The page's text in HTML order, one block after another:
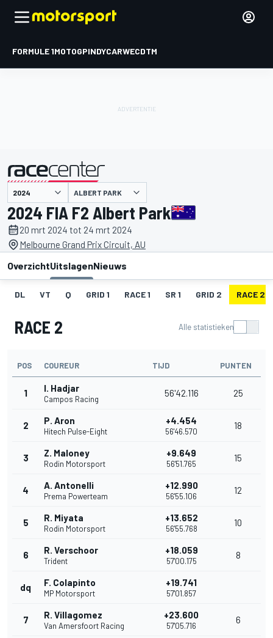
FORMULE 1MOTOGPINDYCARWECDTM
gepresenteerd door ALBERT PARK
2024 FIA F2 Albert Park
20 mrt 2024 tot 24 mrt 2024
Melbourne Grand Prix Circuit, AU
OverzichtUitslagenNieuws
DL VT Q GRID 1 RACE 1 SR 1 GRID 2 RACE 2
RACE 2 Alle statistieken
POS COUREUR TIJD PUNTEN
1 I. Hadjar
Campos Racing
56'42.116 25
2 P. Aron
Hitech Pulse-Eight
+4.454
56'46.570
18
3 Z. Maloney
Rodin Motorsport
+9.649
56'51.765
15
4 A. Antonelli
Prema Powerteam
+12.990
56'55.106
12
5 R. Miyata
Rodin Motorsport
+13.652
56'55.768
10
6 R. Verschoor
Trident
+18.059
57'00.175
8
dq F. Colapinto
MP Motorsport
+19.741
57'01.857
7 R. Villagomez
Van Amersfoort Racing
+23.600
57'05.716
6